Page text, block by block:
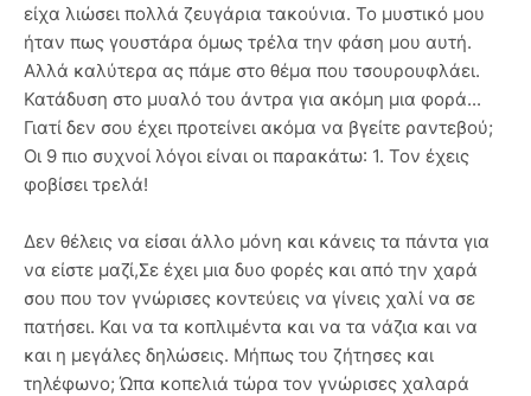
είχα λιώσει πολλά ζευγάρια τακούνια. Το μυστικό μου
ήταν πως γουστάρα όμως τρέλα την φάση μου αυτή.
Αλλά καλύτερα ας πάμε στο θέμα που τσουρουφλάει.
Κατάδυση στο μυαλό του άντρα για ακόμη μια φορά...
Γιατί δεν σου έχει προτείνει ακόμα να βγείτε ραντεβού;
Οι 9 πιο συχνοί λόγοι είναι οι παρακάτω: 1. Τον έχεις
φοβίσει τρελά!
Δεν θέλεις να είσαι άλλο μόνη και κάνεις τα πάντα για
να είστε μαζί,Σε έχει μια δυο φορές και από την χαρά
σου που τον γνώρισες κοντεύεις να γίνεις χαλί να σε
πατήσει. Και να τα κοπλιμέντα και να τα νάζια και να
και η μεγάλες δηλώσεις. Μήπως του ζήτησες και
τηλέφωνο; Ώπα κοπελιά τώρα τον γνώρισες χαλαρά